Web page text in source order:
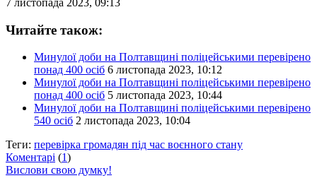
Читайте також:
Минулої доби на Полтавщині поліцейськими перевірено
понад 400 осіб 6 листопада 2023, 10:12
Минулої доби на Полтавщині поліцейськими перевірено
понад 400 осіб 5 листопада 2023, 10:44
Минулої доби на Полтавщині поліцейськими перевірено
540 осіб 2 листопада 2023, 10:04
Теги: перевірка громадян під час воєнного стану
Коментарі (1)
Вислови свою думку!